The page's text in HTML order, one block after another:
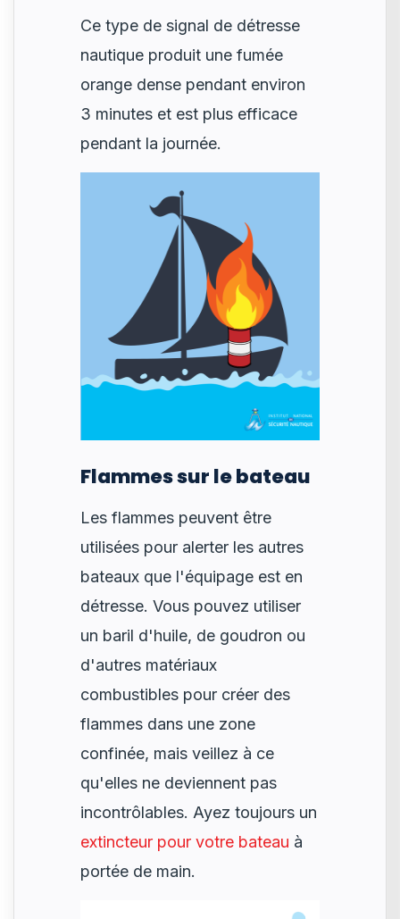
Ce type de signal de détresse
nautique produit une fumée
orange dense pendant environ
3 minutes et est plus efficace
pendant la journée.
Flammes sur le bateau
Les flammes peuvent être
utilisées pour alerter les autres
bateaux que l'équipage est en
détresse. Vous pouvez utiliser
un baril d'huile, de goudron ou
d'autres matériaux
combustibles pour créer des
flammes dans une zone
confinée, mais veillez à ce
qu'elles ne deviennent pas
incontrôlables. Ayez toujours un
extincteur pour votre bateau à
portée de main.